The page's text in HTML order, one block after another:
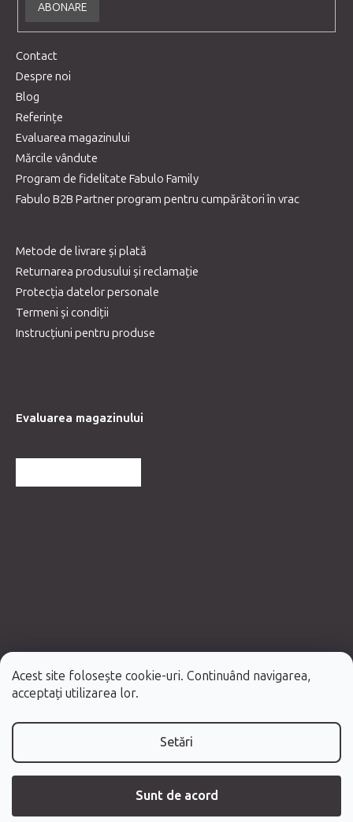
Acest site folosește cookie-uri. Continuând navigarea,
acceptați utilizarea lor.
Setări
Sunt de acord
ABONARE
Contact
Despre noi
Blog
Referințe
Evaluarea magazinului
Mărcile vândute
Program de fidelitate Fabulo Family
Fabulo B2B Partner program pentru cumpărători în vrac
Metode de livrare și plată
Returnarea produsului și reclamație
Protecția datelor personale
Termeni și condiții
Instrucțiuni pentru produse
Evaluarea magazinului
Creat de Shoptet Premium